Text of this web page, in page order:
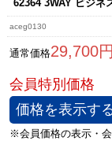
62364 3WAY ビジネ
aceg0130
通常価格29,700円
価格を表示す